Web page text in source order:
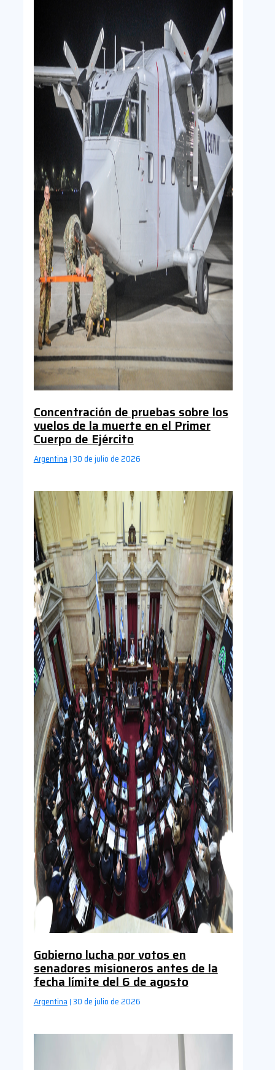
Concentración de pruebas sobre los
vuelos de la muerte en el Primer
Cuerpo de Ejército
Argentina | 30 de julio de 2026
Gobierno lucha por votos en
senadores misioneros antes de la
fecha límite del 6 de agosto
Argentina | 30 de julio de 2026